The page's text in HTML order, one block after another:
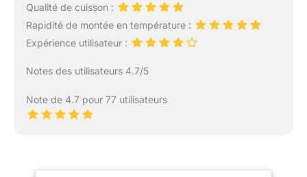
Qualité de cuisson :
Rapidité de montée en température :
Expérience utilisateur :
Notes des utilisateurs 4.7/5
Note de 4.7 pour 77 utilisateurs